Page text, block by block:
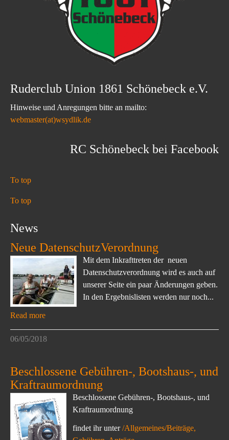
Ruderclub Union 1861 Schönebeck e.V.
Hinweise und Anregungen bitte an mailto:
webmaster(at)wsydlik.de
RC Schönebeck bei Facebook
To top
To top
News
Neue DatenschutzVerordnung
Mit dem Inkrafttreten der neuen
Datenschutzverordnung wird es auch auf
unserer Seite ein paar Änderungen geben.
In den Ergebnislisten werden nur noch...
Read more
06/05/2018
Beschlossene Gebühren-, Bootshaus-, und
Kraftraumordnung
Beschlossene Gebühren-, Bootshaus-, und
Kraftraumordnung
findet ihr unter/Allgemeines/Beiträge,